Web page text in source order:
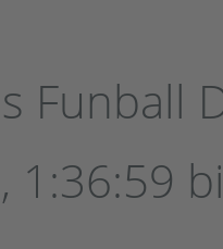
Funball
1:36:59